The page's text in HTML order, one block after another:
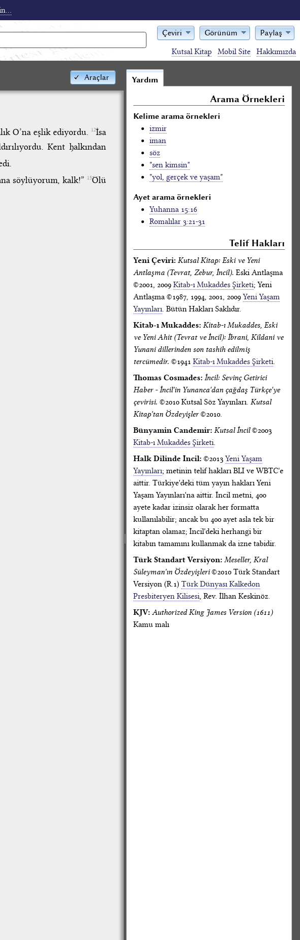
Çeviri Görünüm Paylaş
Kutsal Kitap Mobil Site Hakkımızda
Araçlar
O’na eşlik ediyordu. 12İsa
Kent halkından
söylüyorum, kalk!” 15Ölü
Yardım
Arama Örnekleri
Kelime arama örnekleri
izmir
iman
söz
"sen kimsin"
"yol, gerçek ve yaşam"
Ayet arama örnekleri
Yuhanna 15:16
Romalılar 3:21-31
Telif Hakları
Yeni Çeviri: Kutsal Kitap: Eski ve Yeni
Antlaşma (Tevrat, Zebur, İncil). Eski Antlaşma
©2001, 2009 Kitab-ı Mukaddes Şirketi; Yeni
Antlaşma ©1987, 1994, 2001, 2009 Yeni Yaşam
Yayınları. Bütün Hakları Saklıdır.
Kitab-ı Mukaddes: Kitab-ı Mukaddes, Eski
ve Yeni Ahit (Tevrat ve İncil): İbrani, Kildani ve
Yunani dillerinden son tashih edilmiş
tercümedir. ©1941 Kitab-ı Mukaddes Şirketi.
Thomas Cosmades: İncil: Sevinç Getirici
Haber - İncil'in Yunanca'dan çağdaş Türkçe'ye
çevirisi. ©2010 Kutsal Söz Yayınları. Kutsal
Kitap'tan Özdeyişler©2010.
Bünyamin Candemir: Kutsal İncil©2003
Kitab-ı Mukaddes Şirketi.
Halk Dilinde İncil: ©2013 Yeni Yaşam
Yayınları; metinin telif hakları BLI ve WBTC'e
aittir. Türkiye'deki tüm yayın hakları Yeni
Yaşam Yayınları'na aittir. İncil metni, 400
ayete kadar izinsiz olarak her formatta
kullanılabilir; ancak bu 400 ayet asla tek bir
kitaptan olamaz; İncil'deki herhangi bir
kitabın tamamını kullanmak da izne tabidir.
Türk Standart Versiyon: Meseller, Kral
Süleyman'ın Özdeyişleri©2010 Türk Standart
Versiyon (R.1) Türk Dünyası Kalkedon
Presbiteryen Kilisesi, Rev. İlhan Keskinöz.
KJV: Authorized King James Version (1611)
Kamu malı